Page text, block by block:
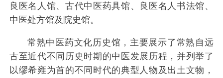
良医名人馆、古代中医药具馆、良医名人书法馆、
中医处方馆及院史馆。
常熟中医药文化历史馆，主要展示了常熟自远
古至近代不同历史时期的中医发展历程，并列举了
以缪希雍为首的不同时代的典型人物及出土文物，